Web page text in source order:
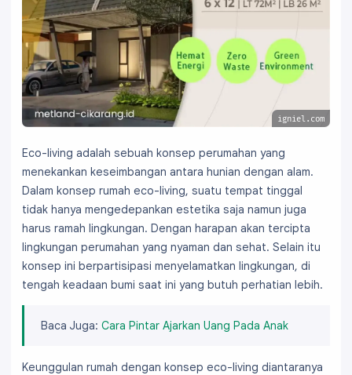
igniel.com
Eco-living adalah sebuah konsep perumahan yang
menekankan keseimbangan antara hunian dengan alam.
Dalam konsep rumah eco-living, suatu tempat tinggal
tidak hanya mengedepankan estetika saja namun juga
harus ramah lingkungan. Dengan harapan akan tercipta
lingkungan perumahan yang nyaman dan sehat. Selain itu
konsep ini berpartisipasi menyelamatkan lingkungan, di
tengah keadaan bumi saat ini yang butuh perhatian lebih.
Baca Juga: Cara Pintar Ajarkan Uang Pada Anak
Keunggulan rumah dengan konsep eco-living diantaranya